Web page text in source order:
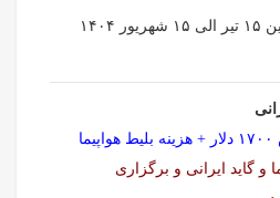
و گاید ایرانی و برگزاری